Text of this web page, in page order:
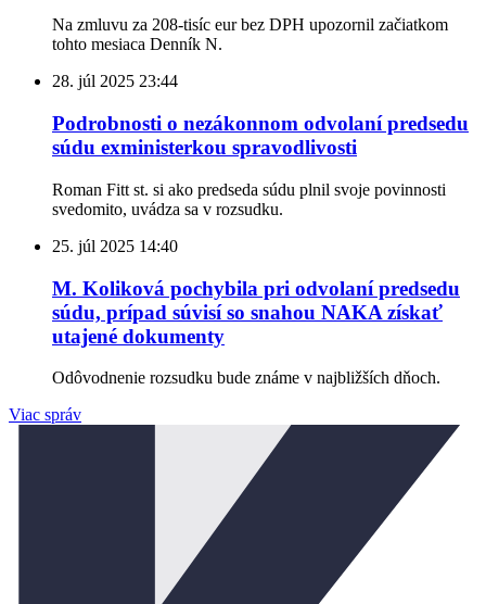
Na zmluvu za 208-tisíc eur bez DPH upozornil začiatkom
tohto mesiaca Denník N.
28. júl 2025 23:44
Podrobnosti o nezákonnom odvolaní predsedu
súdu exministerkou spravodlivosti
Roman Fitt st. si ako predseda súdu plnil svoje povinnosti
svedomito, uvádza sa v rozsudku.
25. júl 2025 14:40
M. Koliková pochybila pri odvolaní predsedu
súdu, prípad súvisí so snahou NAKA získať
utajené dokumenty
Odôvodnenie rozsudku bude známe v najbližších dňoch.
Viac správ